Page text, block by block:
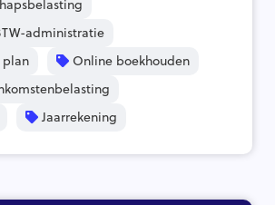
administratie
plan
Online boekhouden
Jaarrekening